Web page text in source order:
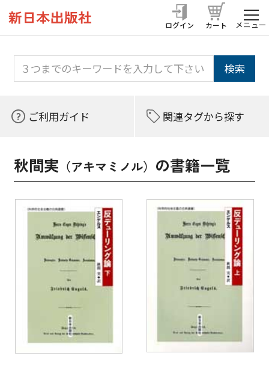
ログイン カート メニュー
ご利用ガイド 関連タグから探す
秋間実 （アキマミノル） の書籍一覧